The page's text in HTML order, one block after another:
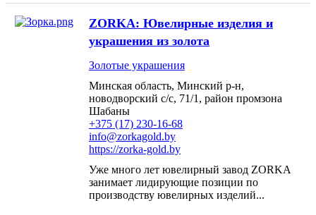
ZORKA: Ювелирные изделия и
украшения из золота
Золотые украшения
Минская область, Минский р-н,
новодворский с/с, 71/1, район промзона
Шабаны
+375 (17) 230-16-68
info@zorkagold.by
https://zorka-gold.by
Уже много лет ювелирный завод ZORKA
занимает лидирующие позиции по
производству ювелирных изделий...